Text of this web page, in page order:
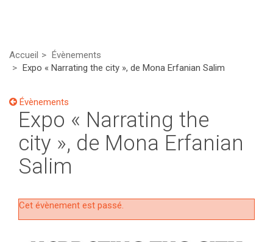
Accueil
Évènements
Expo « Narrating the city », de Mona Erfanian Salim
Évènements
Expo « Narrating the
city », de Mona Erfanian
Salim
Cet évènement est passé.